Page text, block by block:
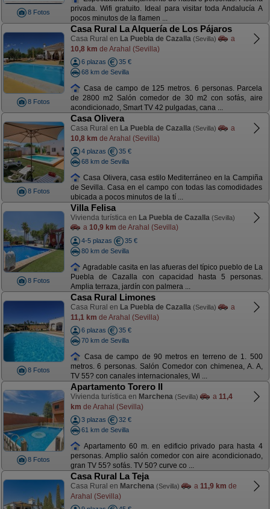
8 Fotos
privada. Wifi gratuito. Ideal para visitar toda Andalucía A
pocos minutos de la flamen ...
8 Fotos
Casa Rural La Alquería de Los Pájaros
Casa Rural en La Puebla de Cazalla (Sevilla)
a
10,8 km de Arahal (Sevilla)
6 plazas
35 €
68 km de Sevilla
Casa de campo de 125 metros. 6 personas. Parcela
de 2800 m2 Salón comedor de 30 m2 con sofás, aire
acondicionado, Smart TV 42 pulgadas, cana ...
8 Fotos
Casa Olivera
Casa Rural en La Puebla de Cazalla (Sevilla)
a
10,8 km de Arahal (Sevilla)
4 plazas
35 €
68 km de Sevilla
Casa Olivera, casa estilo Mediterráneo en la Campiña
de Sevilla. Casa en el campo con todas las comodidades
ubicada a pocos minutos de la tí ...
8 Fotos
Villa Felisa
Vivienda turística en La Puebla de Cazalla (Sevilla)
a 10,9 km de Arahal (Sevilla)
4-5 plazas
35 €
80 km de Sevilla
Agradable casita en las afueras del típico pueblo de La
Puebla de Cazalla con capacidad hasta 5 personas.
Amplia terraza, jardín con palmera ...
8 Fotos
Casa Rural Limones
Casa Rural en La Puebla de Cazalla (Sevilla)
a
11,1 km de Arahal (Sevilla)
6 plazas
35 €
70 km de Sevilla
Casa de campo de 90 metros en terreno de 1. 500
metros. 6 personas. Salón Comedor con chimenea, A. A,
TV 55? con canales internacionales, Wi ...
8 Fotos
Apartamento Torero II
Vivienda turística en Marchena (Sevilla) a 11,4
km de Arahal (Sevilla)
3 plazas
32 €
61 km de Sevilla
Apartamento 60 m. en edificio privado para hasta 4
personas. Amplio salón comedor con aire acondicionado,
gran TV 55? sofás. TV 50? curve co ...
Casa Rural La Teja
Casa Rural en Marchena (Sevilla) a 11,9 km de
Arahal (Sevilla)